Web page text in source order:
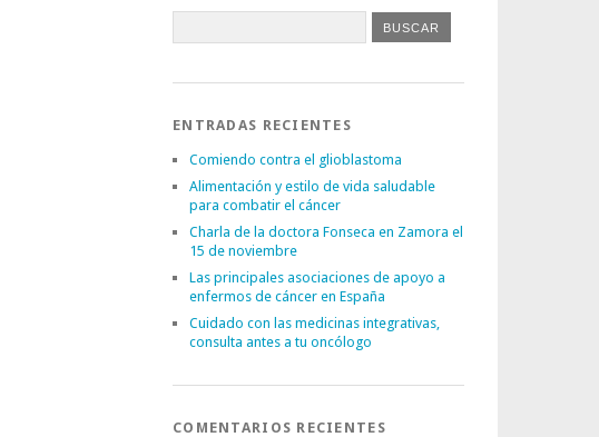
ENTRADAS RECIENTES
Comiendo contra el glioblastoma
Alimentación y estilo de vida saludable
para combatir el cáncer
Charla de la doctora Fonseca en Zamora el
15 de noviembre
Las principales asociaciones de apoyo a
enfermos de cáncer en España
Cuidado con las medicinas integrativas,
consulta antes a tu oncólogo
COMENTARIOS RECIENTES